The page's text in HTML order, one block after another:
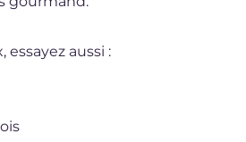
aussi :